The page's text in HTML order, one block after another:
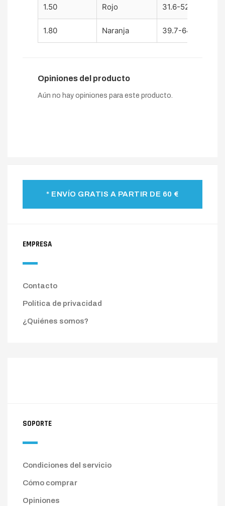
1.50 Rojo 31.6-52.2 mm
1.80 Naranja 39.7-64.2 mm
Opiniones del producto
Aún no hay opiniones para este producto.
* ENVÍO GRATIS A PARTIR DE 60 €
EMPRESA
Contacto
Política de privacidad
¿Quiénes somos?
SOPORTE
Condiciones del servicio
Cómo comprar
Opiniones